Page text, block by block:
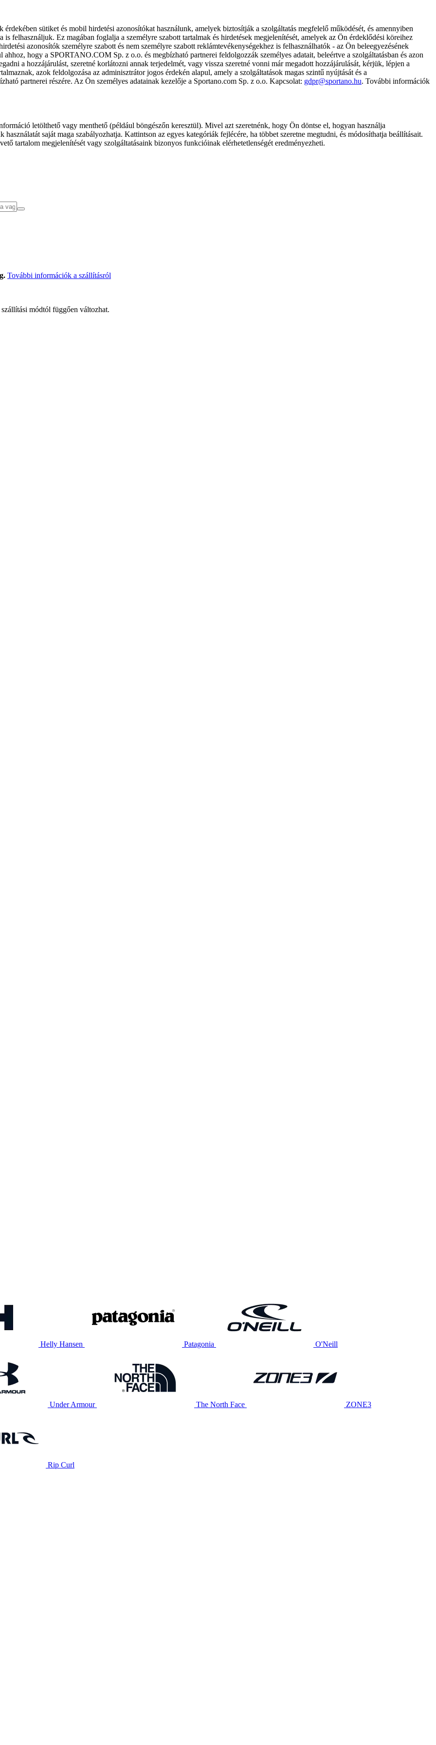
sütiket és mobil hirdetési azonosítókat használunk, amelyek biztosítják a szolgáltatás megfelelő működését, és amennyiben
is felhasználjuk. Ez magában foglalja a személyre szabott tartalmak és hirdetések megjelenítését, amelyek az Ön érdeklődési köreihez
azonosítók személyre szabott és nem személyre szabott reklámtevékenységekhez is felhasználhatók - az Ön beleegyezésének
hogy a SPORTANO.COM Sp. z o.o. és megbízható partnerei feldolgozzák személyes adatait, beleértve a szolgáltatásban és azon
a hozzájárulást, szeretné korlátozni annak terjedelmét, vagy vissza szeretné vonni már megadott hozzájárulását, kérjük, lépjen a
azok feldolgozása az adminisztrátor jogos érdekén alapul, amely a szolgáltatások magas szintű nyújtását és a
partnerei részére. Az Ön személyes adatainak kezelője a Sportano.com Sp. z o.o. Kapcsolat: gdpr@sportano.hu. További információk
letölthető vagy menthető (például böngészőn keresztül). Mivel azt szeretnénk, hogy Ön döntse el, hogyan használja
saját maga szabályozhatja. Kattintson az egyes kategóriák fejlécére, ha többet szeretne megtudni, és módosíthatja beállításait.
tartalom megjelenítését vagy szolgáltatásaink bizonyos funkcióinak elérhetetlenségét eredményezheti.
További információk a szállításról
módtól függően változhat.
Helly Hansen Patagonia O'Neill
Under Armour The North Face ZONE3
Rip Curl